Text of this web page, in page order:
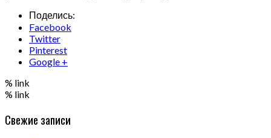
Поделись:
Facebook
Twitter
Pinterest
Google +
% link
% link
Свежие записи